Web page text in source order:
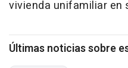
vivienda unifamiliar en
Últimas noticias sobre